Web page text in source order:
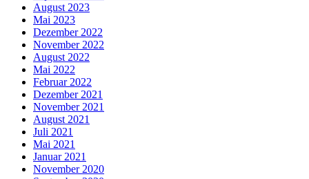
August 2023
Mai 2023
Dezember 2022
November 2022
August 2022
Mai 2022
Februar 2022
Dezember 2021
November 2021
August 2021
Juli 2021
Mai 2021
Januar 2021
November 2020